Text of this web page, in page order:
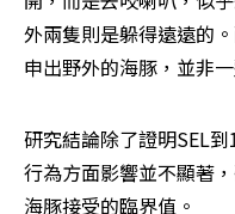
外兩隻則是躲得遠遠的
申出野外的海豚，並非
研究結論除了證明SEL
行為方面影響並不顯著
海豚接受的臨界值。